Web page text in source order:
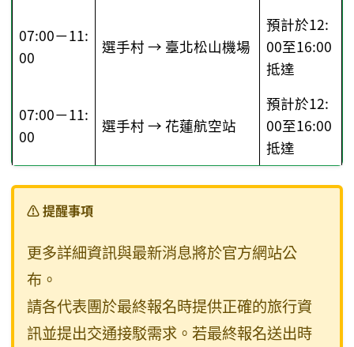
07:00－11:
00
選手村 → 臺北松山機場
預計於12:
00至16:00
抵達
07:00－11:
00
選手村 → 花蓮航空站
預計於12:
00至16:00
抵達
⚠️ 提醒事項
更多詳細資訊與最新消息將於官方網站公
布。
請各代表團於最終報名時提供正確的旅行資
訊並提出交通接駁需求。若最終報名送出時